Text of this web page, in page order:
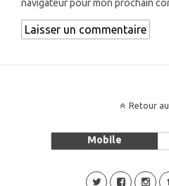
navigateur pour mon prochain
Retour
Mobile